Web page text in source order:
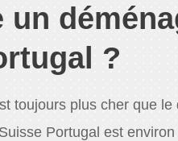
un
?
toujours plus cher que
Portugal est